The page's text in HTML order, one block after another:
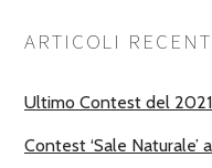
ARTICOLI
Ultimo Contest del
Contest ‘Sale Naturale’